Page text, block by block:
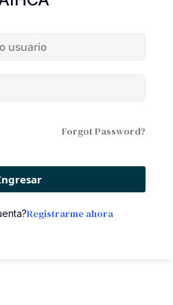
Forgot Password?
Registrarme ahora